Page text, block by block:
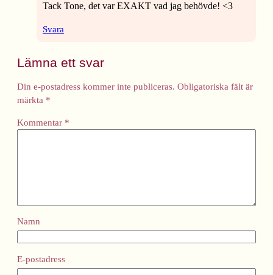
Tack Tone, det var EXAKT vad jag behövde! <3
Svara
Lämna ett svar
Din e-postadress kommer inte publiceras. Obligatoriska fält är
märkta *
Kommentar *
Namn
E-postadress